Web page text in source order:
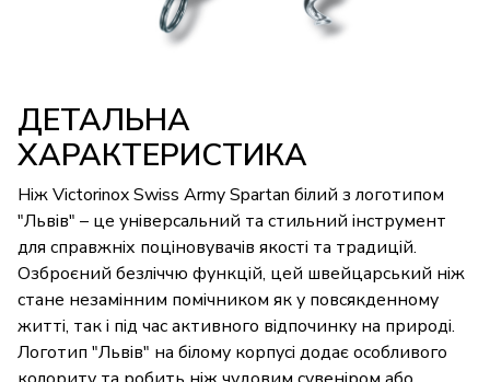
ДЕТАЛЬНА
ХАРАКТЕРИСТИКА
Ніж Victorinox Swiss Army Spartan білий з логотипом
"Львів" – це універсальний та стильний інструмент
для справжніх поціновувачів якості та традицій.
Озброєний безліччю функцій, цей швейцарський ніж
стане незамінним помічником як у повсякденному
житті, так і під час активного відпочинку на природі.
Логотип "Львів" на білому корпусі додає особливого